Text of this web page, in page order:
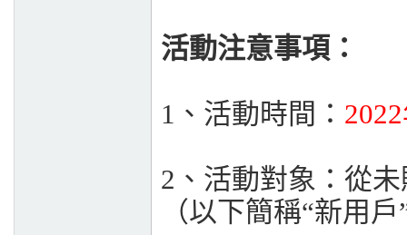
活動注意事項：
1、活動時間：
2、活動對象：從
（以下簡稱“新用